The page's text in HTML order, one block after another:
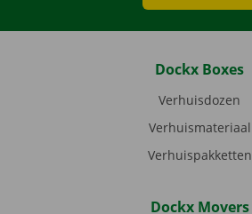
Dockx Boxes
Verhuisdozen
Verhuismateriaal
Verhuispakketten
Dockx Movers